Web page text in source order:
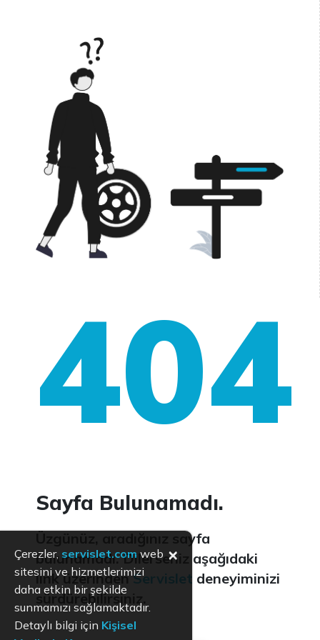
404
Sayfa Bulunamadı.
Üzgünüz, aradığınız sayfa
bulunamadı. Dilerseniz aşağıdaki
link üzerindenServislet deneyiminizi
sürdürebilirsiniz.
Çerezler, servislet.com web
sitesini ve hizmetlerimizi
daha etkin bir şekilde
sunmamızı sağlamaktadır.
Detaylı bilgi için Kişisel
×